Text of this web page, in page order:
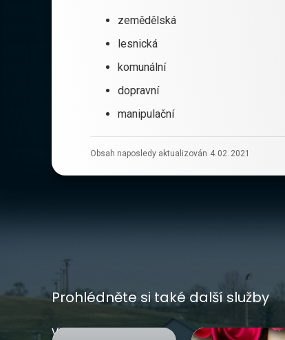
zemědělská
lesnická
komunální
dopravní
manipulační
Obsah naposledy aktualizován 4. 02. 2021
Prohlédněte si také další služby
Vše